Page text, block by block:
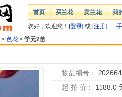
首页 买兰花 卖兰花 我
您好，欢迎您！ [登录] 或 [注册]
> 色花 > 学元2苗
物品编号：
起 拍 价：
1388.0